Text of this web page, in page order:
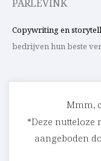
PARLEVINK
Copywriting en
bedrijven hun beste
Schrijf ik straks mee
heel graag op
Mmm,
*Deze nutteloze
aangeboden